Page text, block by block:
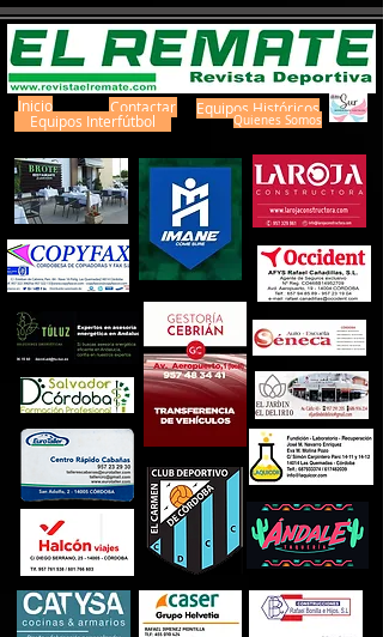
Inicio Contactar
Equipos Interfútbol
Equipos Históricos
Quienes Somos